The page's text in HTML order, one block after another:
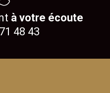
à votre écoute
48 43